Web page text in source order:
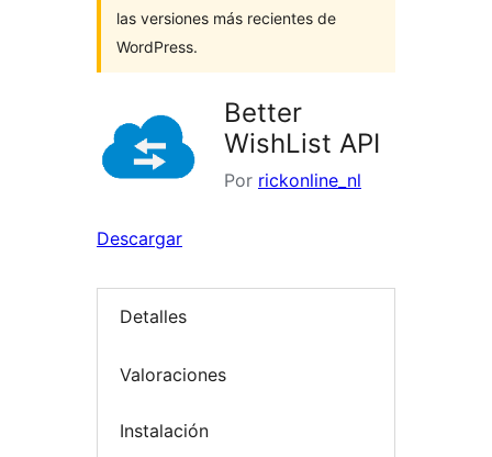
las versiones más recientes de
WordPress.
Better
WishList API
Por rickonline_nl
Descargar
Detalles
Valoraciones
Instalación